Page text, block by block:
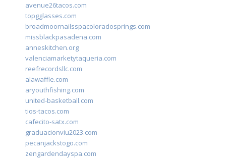
avenue26tacos.com
topgglasses.com
broadmoornailsspacoloradosprings.com
missblackpasadena.com
anneskitchen.org
valenciamarketytaqueria.com
reefrecordsllc.com
alawaffle.com
aryouthfishing.com
united-basketball.com
tios-tacos.com
cafecito-satx.com
graduacionviu2023.com
pecanjackstogo.com
zengardendayspa.com